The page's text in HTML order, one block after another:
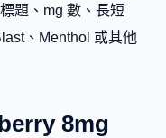
題、mg 數、長短
、Menthol 或其他
8mg